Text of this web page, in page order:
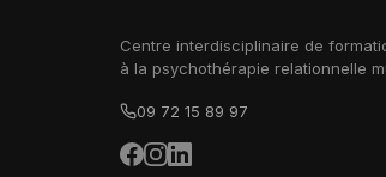
Centre interdisciplinaire de
à la psychothérapie relationnelle
09 72 15 89 97